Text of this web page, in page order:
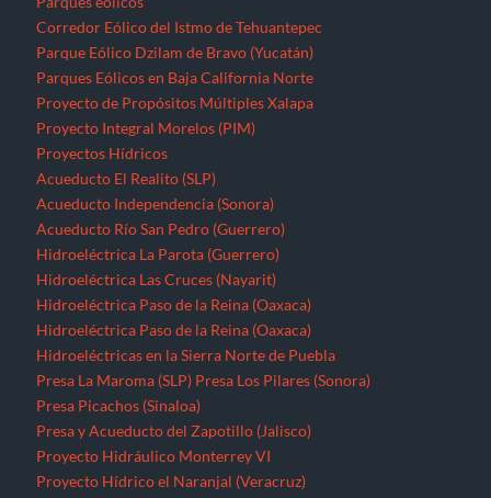
Corredor Eólico del Istmo de Tehuantepec
Parque Eólico Dzilam de Bravo (Yucatán)
Parques Eólicos en Baja California Norte
Proyecto de Propósitos Múltiples Xalapa
Proyecto Integral Morelos (PIM)
Proyectos Hídricos
Acueducto El Realito (SLP)
Acueducto Independencia (Sonora)
Acueducto Río San Pedro (Guerrero)
Hidroeléctrica La Parota (Guerrero)
Hidroeléctrica Las Cruces (Nayarit)
Hidroeléctrica Paso de la Reina (Oaxaca)
Hidroeléctrica Paso de la Reina (Oaxaca)
Hidroeléctricas en la Sierra Norte de Puebla
Presa La Maroma (SLP) Presa Los Pilares (Sonora)
Presa Picachos (Sinaloa)
Presa y Acueducto del Zapotillo (Jalisco)
Proyecto Hidráulico Monterrey VI
Proyecto Hídrico el Naranjal (Veracruz)